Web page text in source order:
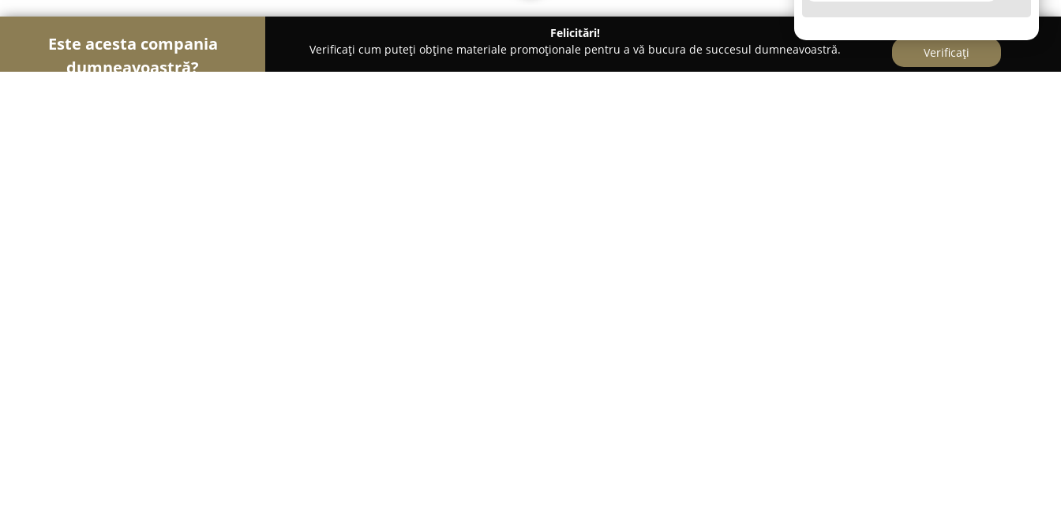
Este acesta compania
dumneavoastră?
Felicitări!
Verificați cum puteți obține materiale promoționale pentru a vă bucura de succesul dumneavoastră.
Verificați